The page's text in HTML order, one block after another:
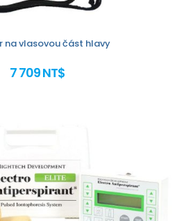
na vlasovou část hlavy
7 709 NT$